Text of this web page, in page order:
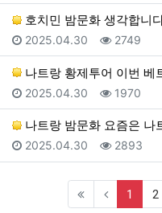
호치민 밤문화 생각합니
등록일
2025.04.30 조회
2749
나트랑 황제투어 이번
등록일
2025.04.30 조회
1970
나트랑 밤문화 요즘은
등록일
2025.04.30 조회
2893
1 2